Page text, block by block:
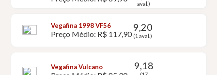
aval.)
Vegafina 1998 VF56
Preço Médio: R$ 117,90
9,20
(1 aval.)
Vegafina Vulcano 9,18